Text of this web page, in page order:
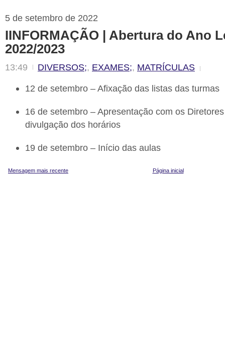
5 de setembro de 2022
IINFORMAÇÃO | Abertura do Ano
2022/2023
13:49 DIVERSOS;, EXAMES;, MATRÍCULAS
12 de setembro – Afixação das listas das turmas
16 de setembro – Apresentação com os
divulgação dos horários
19 de setembro – Início das aulas
Mensagem mais recente Página inicial